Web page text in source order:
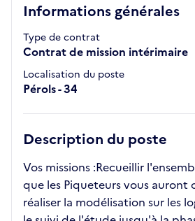
Informations générales
Type de contrat
Contrat de mission intérimaire
Localisation du poste
Pérols - 34
Description du poste
Vos missions :Recueillir
que les Piqueteurs vous auront
réaliser la modélisation sur les